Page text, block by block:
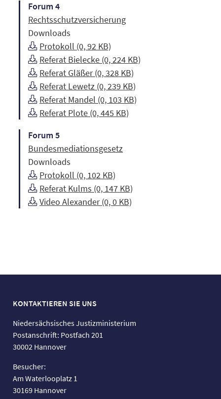
Forum 4
Rechtsschutzversicherung
Downloads
Protokoll (0, 92 KB)
Referat Bielecke (0, 224 KB)
Referat Gläßer (0, 328 KB)
Referat Lewetz (0, 239 KB)
Referat Mandel (0, 103 KB)
Referat Plote (0, 445 KB)
Forum 5
Bundesmediationsgesetz
Downloads
Protokoll (0, 102 KB)
Referat Kulms (0, 147 KB)
Video Alexander (0, 0 KB)
KONTAKTIEREN SIE UNS
Niedersächsisches Justizministerium
Postanschrift: Postfach 201
30002 Hannover
Besucher:
Am Waterlooplatz 1
30169 Hannover